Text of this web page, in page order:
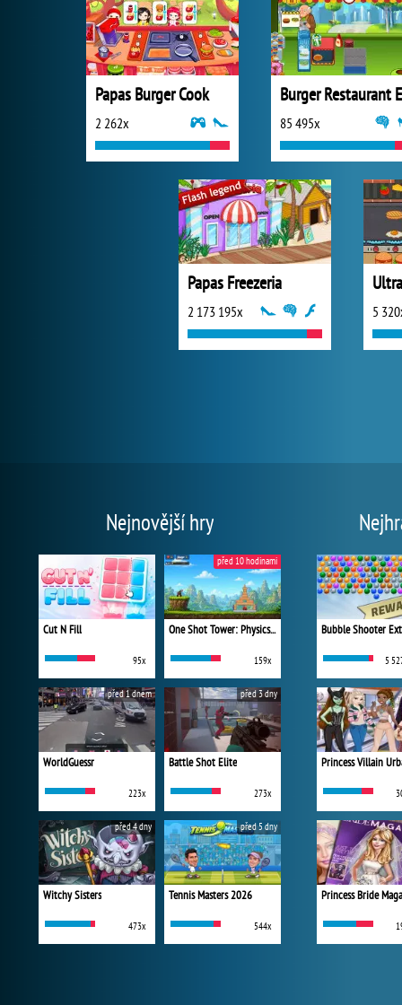
Papas Burger Cook
2 262x 85 495x
Papas Freezeria
2 173 195x 5
Nejnovější hry
Cut N Fill
95x
One Shot Tower: Physics Destroyer
159x
před 10 hodinami
WorldGuessr
223x
před 1 dnem
Battle Shot Elite
273x
před 3 dny
Witchy Sisters
473x
před 4 dny
Tennis Masters 2026
544x
před 5 dny
Bubble Shooter
5
Princess Bride